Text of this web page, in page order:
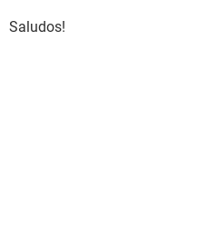
Saludos!